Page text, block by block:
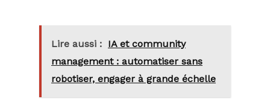
Lire aussi : IA et community
management : automatiser sans
robotiser, engager à grande échelle